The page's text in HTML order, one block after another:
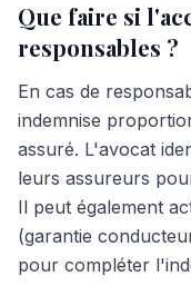
Que faire si
responsables ?
En cas de
indemnise
assuré. L'avocat
leurs assureurs
Il peut également
(garantie
pour compléter